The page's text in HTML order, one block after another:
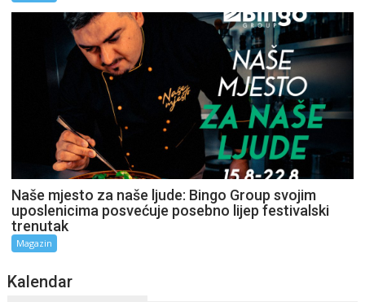
Naše mjesto za naše ljude: Bingo Group svojim
uposlenicima posvećuje posebno lijep festivalski
trenutak
Magazin
Kalendar